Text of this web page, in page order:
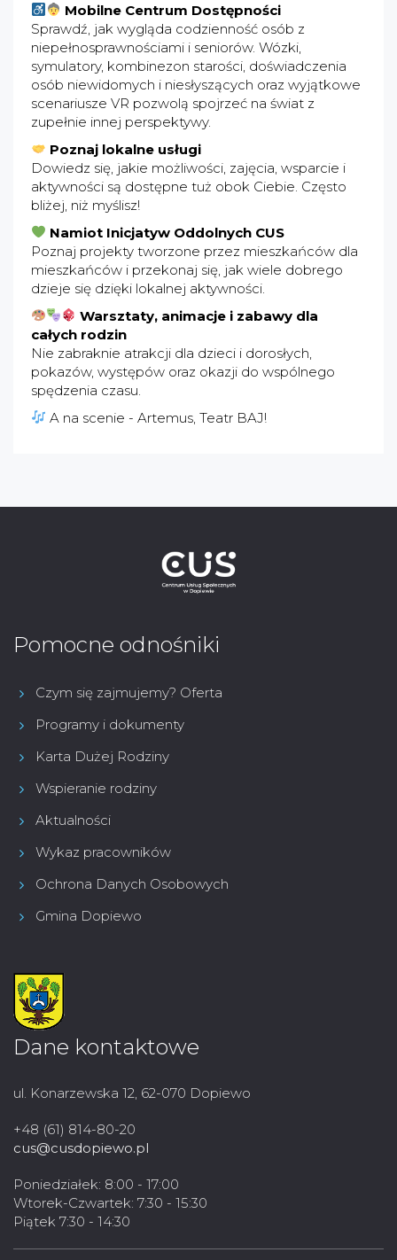
Mobilne Centrum Dostępności
Sprawdź, jak wygląda codzienność osób z
niepełnosprawnościami i seniorów. Wózki,
symulatory, kombinezon starości, doświadczenia
osób niewidomych i niesłyszących oraz wyjątkowe
scenariusze VR pozwolą spojrzeć na świat z
zupełnie innej perspektywy.
Poznaj lokalne usługi
Dowiedz się, jakie możliwości, zajęcia, wsparcie i
aktywności są dostępne tuż obok Ciebie. Często
bliżej, niż myślisz!
Namiot Inicjatyw Oddolnych CUS
Poznaj projekty tworzone przez mieszkańców dla
mieszkańców i przekonaj się, jak wiele dobrego
dzieje się dzięki lokalnej aktywności.
Warsztaty, animacje i zabawy dla
całych rodzin
Nie zabraknie atrakcji dla dzieci i dorosłych,
pokazów, występów oraz okazji do wspólnego
spędzenia czasu.
A na scenie - Artemus, Teatr BAJ!
Pomocne odnośniki
Czym się zajmujemy? Oferta
Programy i dokumenty
Karta Dużej Rodziny
Wspieranie rodziny
Aktualności
Wykaz pracowników
Ochrona Danych Osobowych
Gmina Dopiewo
Dane kontaktowe
ul. Konarzewska 12, 62-070 Dopiewo
+48 (61) 814-80-20
cus@cusdopiewo.pl
Poniedziałek: 8:00 - 17:00
Wtorek-Czwartek: 7:30 - 15:30
Piątek 7:30 - 14:30